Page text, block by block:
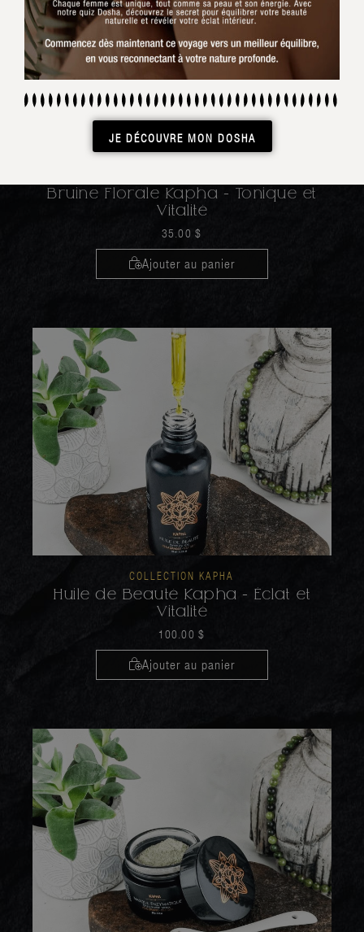
Bruine Florale Kapha - Tonique et
Vitalité
35.00 $
Ajouter au panier
COLLECTION KAPHA
Huile de Beauté Kapha - Éclat et
Vitalité
100.00 $
Ajouter au panier
JE DÉCOUVRE MON DOSHA